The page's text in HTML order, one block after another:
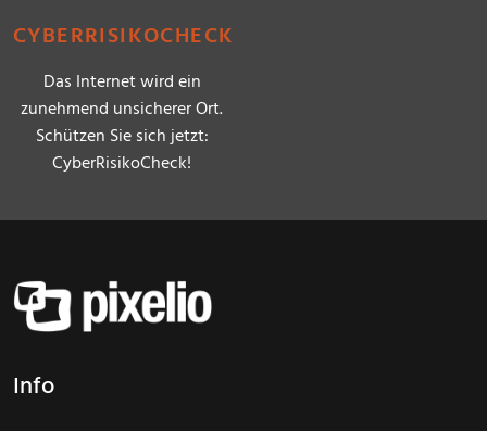
CYBERRISIKOCHECK
Das Internet wird ein
zunehmend unsicherer Ort.
Schützen Sie sich jetzt:
CyberRisikoCheck!
Info